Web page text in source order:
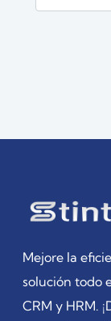
Mejore la
solución todo
CRM y HRM.